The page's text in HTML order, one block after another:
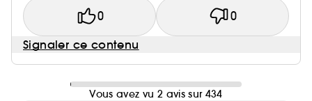
0 0
Signaler ce contenu
Vous avez vu 2 avis sur 434